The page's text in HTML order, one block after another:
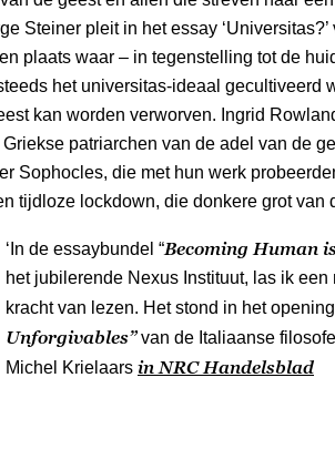
Steiner pleit in het essay
plaats waar – in tegenstelling tot de
het universitas-ideaal gecultiveerd
kan worden verworven. Ingrid
patriarchen van de adel van de
Sophocles, die met hun werk
tijdloze lockdown, die donkere grot van
‘I n de essaybundel “Becoming Human
het jubilerende Nexus Instituut, las ik
kracht van lezen. Het stond in het
Unforgivables”van de Italiaanse
Michel Krielaars in NRC Handelsblad